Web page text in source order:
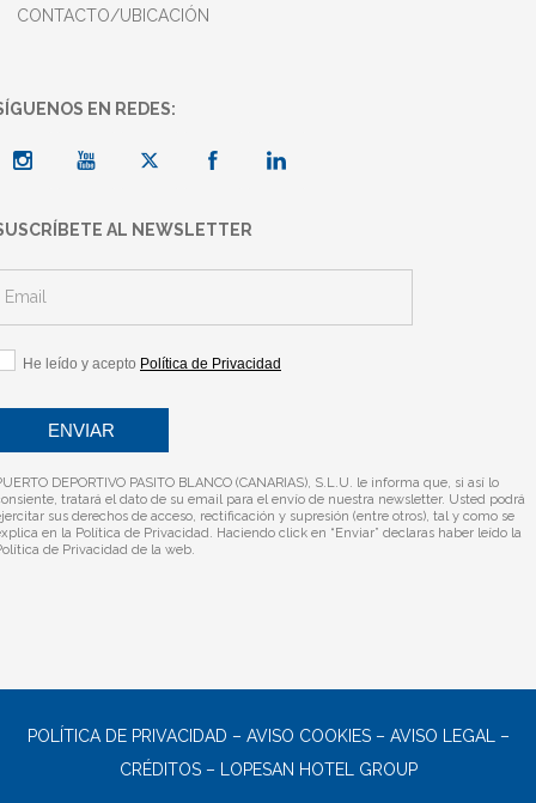
CONTACTO/UBICACIÓN
EN REDES:
AL NEWSLETTER
He leído y acepto Política de Privacidad
DEPORTIVO PASITO BLANCO (CANARIAS), S.L.U. le informa que, si así lo
tratará el dato de su email para el envío de nuestra newsletter. Usted podrá
sus derechos de acceso, rectificación y supresión (entre otros), tal y como se
en la Política de Privacidad. Haciendo click en “Enviar” declaras haber leído la
de Privacidad de la web.
POLÍTICA DE PRIVACIDAD – AVISO COOKIES– AVISO LEGAL
–
CRÉDITOS– LOPESAN HOTEL GROUP